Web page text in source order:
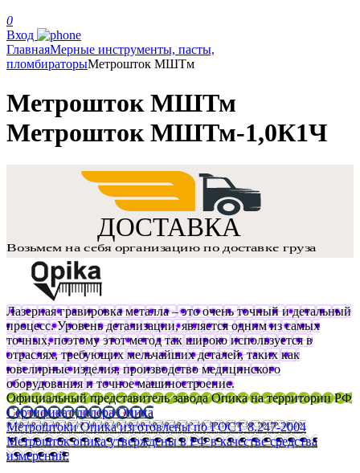
0
Вход
ГлавнаяМерные инструменты, пасты,
пломбираторыМетрошток МШТм
Метрошток МШТм
Метрошток МШТм-1,0К1Ч
Лазерная гравировка металла – это очень точный и детальный
процесс. Уровень детализации, является одним из самых
точных, поэтому этот метод так широко используется в
отраслях, требующих мельчайших деталей, таких как
ювелирные изделия, производство медицинского
оборудования и точное машиностроение.
Официальный представитель завода Опика на территории РФ
Сертификат дилера Опика
Метроштоки Опика изготовлены по ГОСТ 8.247-2004
Метрошток опика утверждены в РФ в качестве средства
измерений.